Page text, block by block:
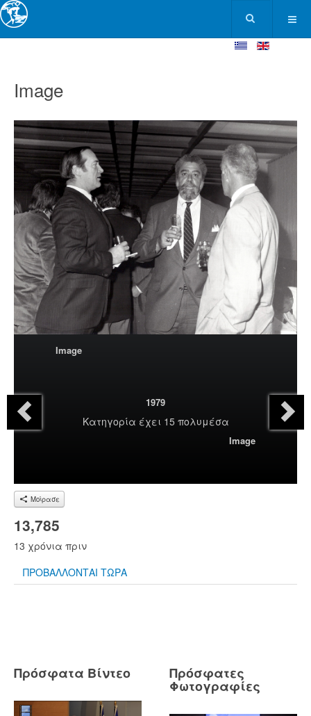
Image
Image
1979
Κατηγορία έχει 15 πολυμέσα
Image
Μοίρασε
13,785
13 χρόνια πριν
ΠΡΟΒΑΛΛΟΝΤΑΙ ΤΩΡΑ
Πρόσφατα Βίντεο Πρόσφατες
Φωτογραφίες